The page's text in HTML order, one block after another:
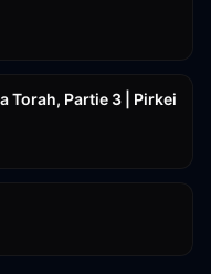
Torah, Partie 3 | Pirkei